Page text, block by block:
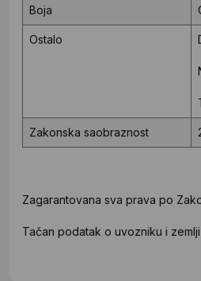
Boja
Ostalo
Zakonska saobraznost
Zagarantovana sva prava po
Tačan podatak o uvozniku i